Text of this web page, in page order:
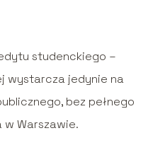
studenckiego –
wystarcza jedynie na
bez pełnego
Warszawie.